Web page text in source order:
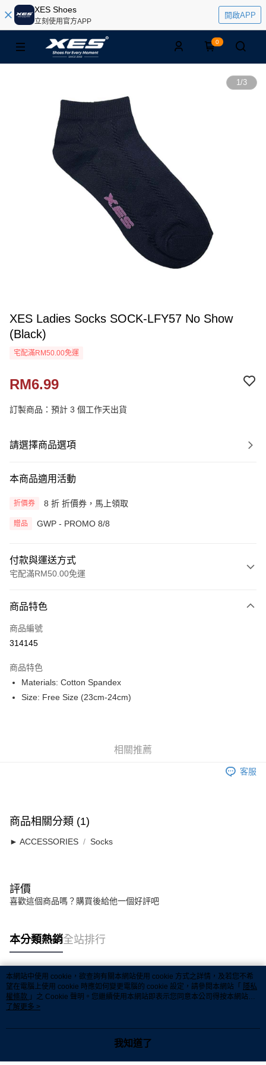
XES Shoes
立刻使用官方APP
開啟APP
0
1/3
XES Ladies Socks SOCK-LFY57 No Show
(Black)
宅配滿RM50.00免運
RM6.99
訂製商品：預計 3 個工作天出貨
請選擇商品選項
本商品適用活動
折價券 8 折 折價券，馬上領取
贈品 GWP - PROMO 8/8
付款與運送方式
宅配滿RM50.00免運
信用卡一次付清
網路銀行
僅支援 Maybank、 CIMB Bank、Public Bank、RHB Bank、Hong Leong
Bank、Bank Islam、AmBank、BSN Bank
Touch 'n Go
Boost
查看運費
每筆RM7.00，滿RM50.00(含以上)免運費
商品特色
商品編號
314145
商品特色
Materials: Cotton Spandex
Size: Free Size (23cm-24cm)
相關推薦
客服
商品相關分類 (1)
► ACCESSORIES Socks
評價
喜歡這個商品嗎？購買後給他一個好評吧
本分類熱銷全站排行
熱門標籤
熱銷排行
本網站中使用 cookie，欲查詢有關本網站使用 cookie 方式之詳情，及若您不希
望在電腦上使用 cookie 時應如何變更電腦的 cookie 設定，請參閱本網站「 隱私
權條款 」之 Cookie 聲明。您繼續使用本網站即表示您同意本公司得按本網站使
用條款之 Cookie 聲明使用 cookie。
了解更多 >
我知道了